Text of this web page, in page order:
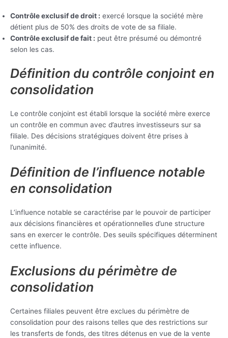
Contrôle exclusif de droit : exercé lorsque la société mère
détient plus de 50% des droits de vote de sa filiale.
Contrôle exclusif de fait : peut être présumé ou démontré
selon les cas.
Définition du contrôle conjoint en
consolidation
Le contrôle conjoint est établi lorsque la société mère exerce
un contrôle en commun avec d’autres investisseurs sur sa
filiale. Des décisions stratégiques doivent être prises à
l’unanimité.
Définition de l’influence notable
en consolidation
L’influence notable se caractérise par le pouvoir de participer
aux décisions financières et opérationnelles d’une structure
sans en exercer le contrôle. Des seuils spécifiques déterminent
cette influence.
Exclusions du périmètre de
consolidation
Certaines filiales peuvent être exclues du périmètre de
consolidation pour des raisons telles que des restrictions sur
les transferts de fonds, des titres détenus en vue de la vente